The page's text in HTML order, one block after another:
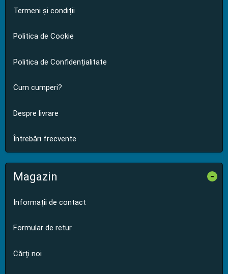
Termeni și condiții
Politica de Cookie
Politica de Confidențialitate
Cum cumperi?
Despre livrare
Întrebări frecvente
Magazin -
Informații de contact
Formular de retur
Cărți noi